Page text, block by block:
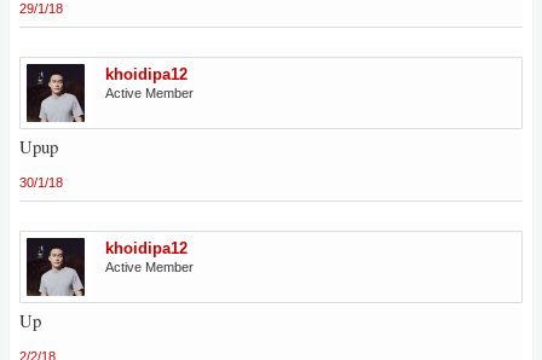
29/1/18
khoidipa12
Active Member
Upup
30/1/18
khoidipa12
Active Member
Up
2/2/18